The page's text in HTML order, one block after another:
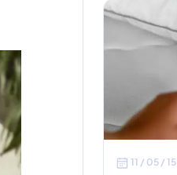
11 / 05 / 15